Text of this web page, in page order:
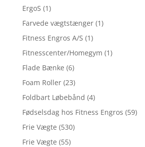
ErgoS (1)
Farvede vægtstænger (1)
Fitness Engros A/S (1)
Fitnesscenter/Homegym (1)
Flade Bænke (6)
Foam Roller (23)
Foldbart Løbebånd (4)
Fødselsdag hos Fitness Engros (59)
Frie Vægte (530)
Frie Vægte (55)